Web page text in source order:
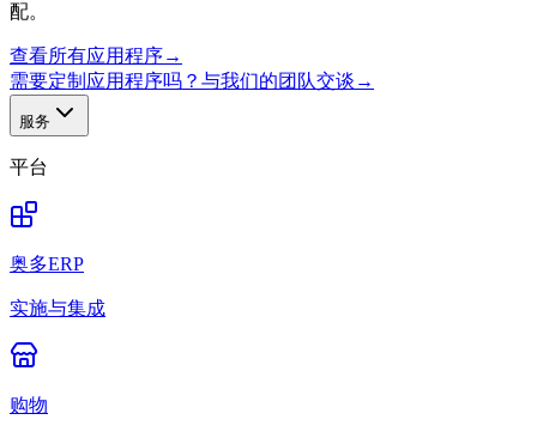
配。
查看所有应用程序→
需要定制应用程序吗？与我们的团队交谈 →
服务
平台
奥多ERP
实施与集成
购物